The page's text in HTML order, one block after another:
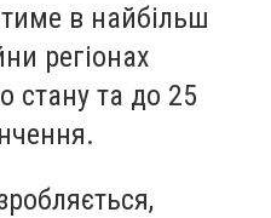
в найбільш
регіонах
стану та до 25